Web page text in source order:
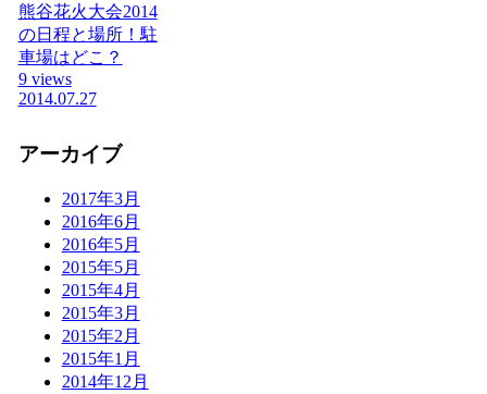
熊谷花火大会2014
の日程と場所！駐
車場はどこ？
9 views
2014.07.27
アーカイブ
2017年3月
2016年6月
2016年5月
2015年5月
2015年4月
2015年3月
2015年2月
2015年1月
2014年12月